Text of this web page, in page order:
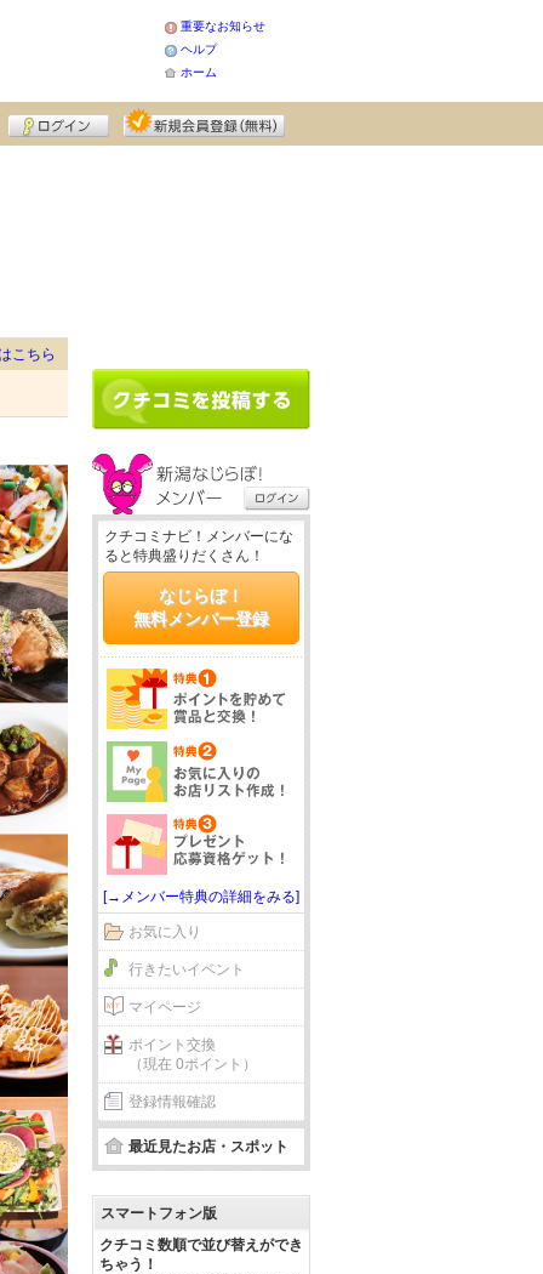
重要なお知らせ
ヘルプ
ホーム
こちら
クチコミナビ！メンバーにな
ると特典盛りだくさん！
なじらぼ！
無料メンバー登録
[→メンバー特典の詳細をみる]
お気に入り
行きたいイベント
マイページ
ポイント交換
（現在 0ポイント）
登録情報確認
最近見たお店・スポット
スマートフォン版
クチコミ数順で並び替えができ
ちゃう！